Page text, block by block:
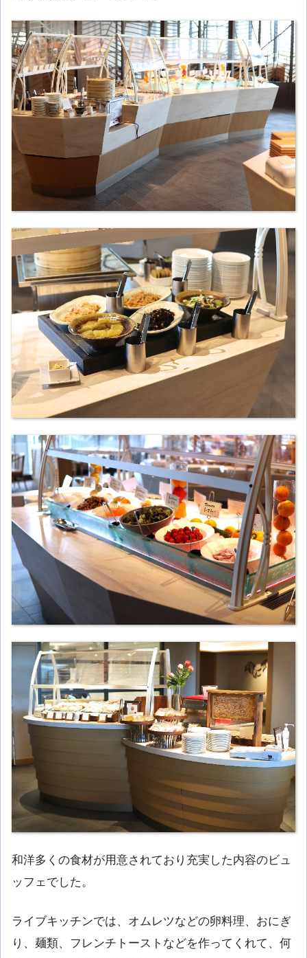
和洋多くの食材が用意されており充実した内容のビュ
ッフェでした。
ライブキッチンでは、オムレツなどの卵料理、おにぎ
り、麺類、フレンチトーストなどを作ってくれて、何